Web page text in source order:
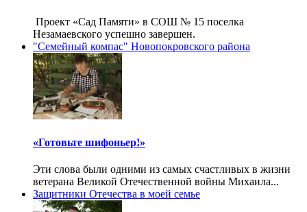
Проект «Сад Памяти» в СОШ № 15 поселка
Незамаевского успешно завершен.
"Семейный компас" Новопокровского района
«Готовьте шифоньер!»
Эти слова были одними из самых счастливых в жизни
ветерана Великой Отечественной войны Михаила...
Защитники Отечества в моей семье